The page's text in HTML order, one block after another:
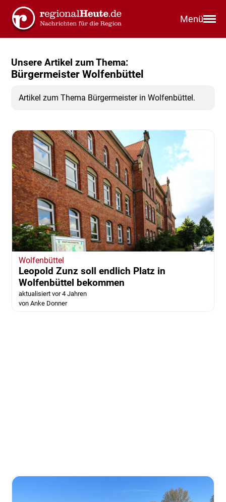
Menü
Unsere Artikel zum Thema:
Bürgermeister Wolfenbüttel
Artikel zum Thema Bürgermeister in Wolfenbüttel.
Wolfenbüttel
Leopold Zunz soll endlich Platz in
Wolfenbüttel bekommen
aktualisiert vor 4 Jahren
von Anke Donner